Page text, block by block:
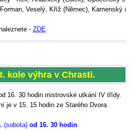
Veselý, Kříž (Němec), Kamenský
- ZDE
kole výhra v Chrasti.
16. 30 hodin mistrovské utkání IV třídy.
je v 15. 15 hodin ze Starého Dvora.
(sobota) od 16. 30 hodin